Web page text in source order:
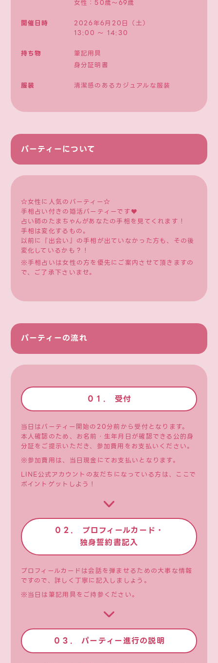
女性：50歳〜69歳
開催日時
2026年6月20日（土）
13:00 〜 14:30
持ち物
筆記用具
身分証明書
服装
清潔感のあるカジュアルな服装
パーティーについて
☆女性に人気のパーティー☆
手相占い付きの婚活パーティーです♥
占い師のたまちゃんがあなたの手相を見てくれます！
手相は変化するもの。
以前に『出会い』の手相が出ていなかった方も、その後
変化しているかも？！
※手相占いは女性の方を優先にご案内させて頂きますの
で、ご了承下さいませ。
パーティーの流れ
０１. 受付
当日はパーティー開始の20分前から受付となります。
本人確認のため、お名前・生年月日が確認できる公的身
分証をご提示いただき、参加費用をお支払いください。
※参加費用は、当日現金にてお支払いとなります。
LINE公式アカウントの友だちになっている方は、ここで
ポイントゲットしよう！
０２. プロフィールカード・
独身誓約書記入
プロフィールカードは会話を弾ませるための大事な情報
ですので、詳しく丁寧に記入しましょう。
※当日は筆記用具をご持参ください。
０３. パーティー進行の説明